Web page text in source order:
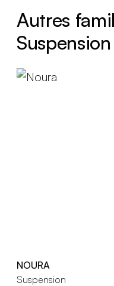
Autres
Suspension
NOURA
Suspension